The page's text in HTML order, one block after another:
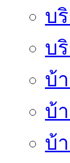
บ
บ
บ้
บ้
บ้